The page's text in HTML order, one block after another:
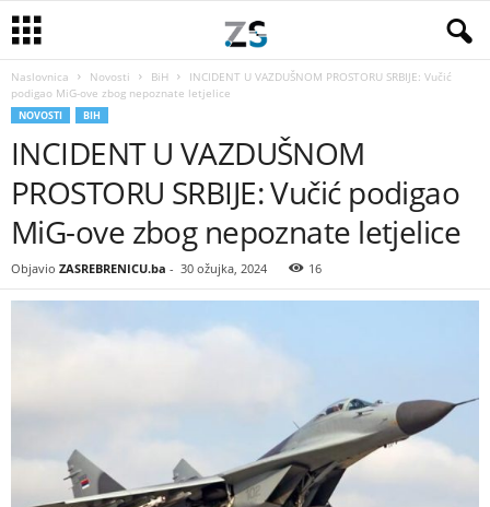
Naslovnica Novosti BiH
INCIDENT U VAZDUŠNOM PROSTORU SRBIJE: Vučić
podigao MiG-ove zbog nepoznate letjelice
NOVOSTI BIH
INCIDENT U VAZDUŠNOM
PROSTORU SRBIJE: Vučić podigao
MiG-ove zbog nepoznate letjelice
Objavio ZASREBRENICU.ba - 30 ožujka, 2024 16